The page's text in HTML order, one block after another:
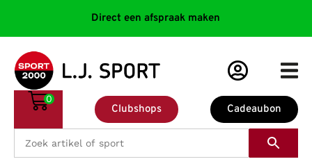
Direct een afspraak maken
Cadeaubon
Clubshops
0